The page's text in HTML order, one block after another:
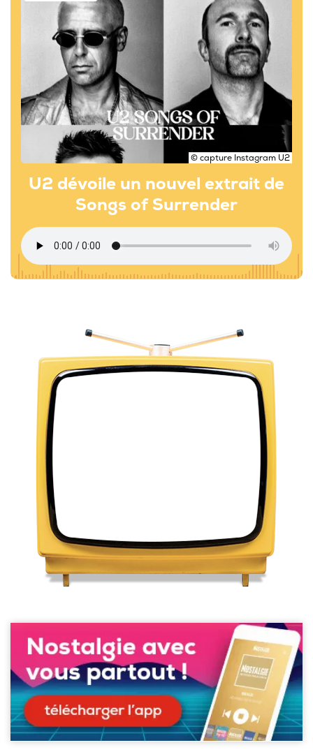
© capture Instagram U2
U2 dévoile un nouvel extrait de
Songs of Surrender